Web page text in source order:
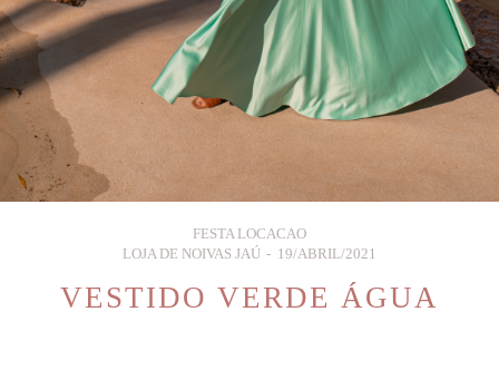
FESTA LOCACAO
LOJA DE NOIVAS JAÚ
19/ABRIL/2021
VESTIDO VERDE ÁGUA